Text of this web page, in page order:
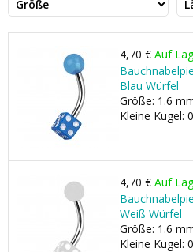
4,70 € Auf
Blau Würfel
Größe: 1.6
Kleine Kugel:
4,70 € Auf
Weiß Würfel
Größe: 1.6
Kleine Kugel: